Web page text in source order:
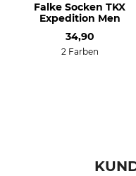
Schuhgröße (EU)
Falke Socken TKX
Expedition Men
34,90
2 Farben